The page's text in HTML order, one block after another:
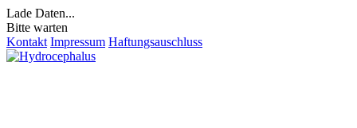
Lade Daten...
Bitte warten
Kontakt Impressum Haftungsauschluss